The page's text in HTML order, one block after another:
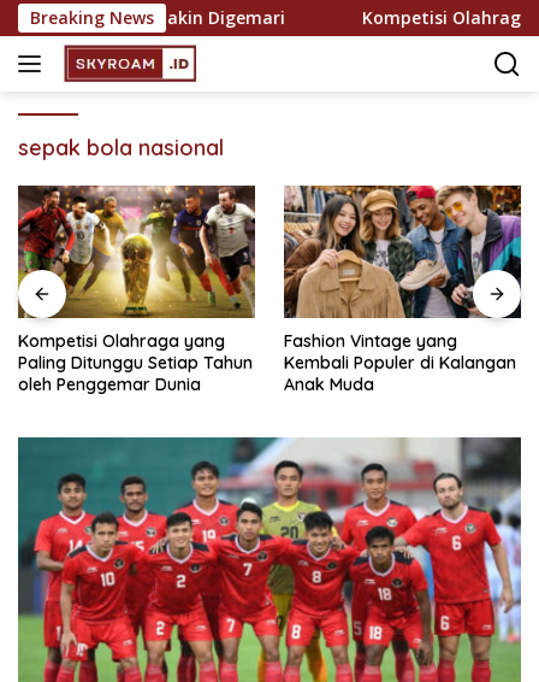
Skip
to
content
Breaking News
yang Semakin Digemari Kompetisi Olahraga
sepak bola nasional
Kompetisi Olahraga yang
Paling Ditunggu Setiap Tahun
oleh Penggemar Dunia
Fashion Vintage yang
Kembali Populer di Kalangan
Anak Muda